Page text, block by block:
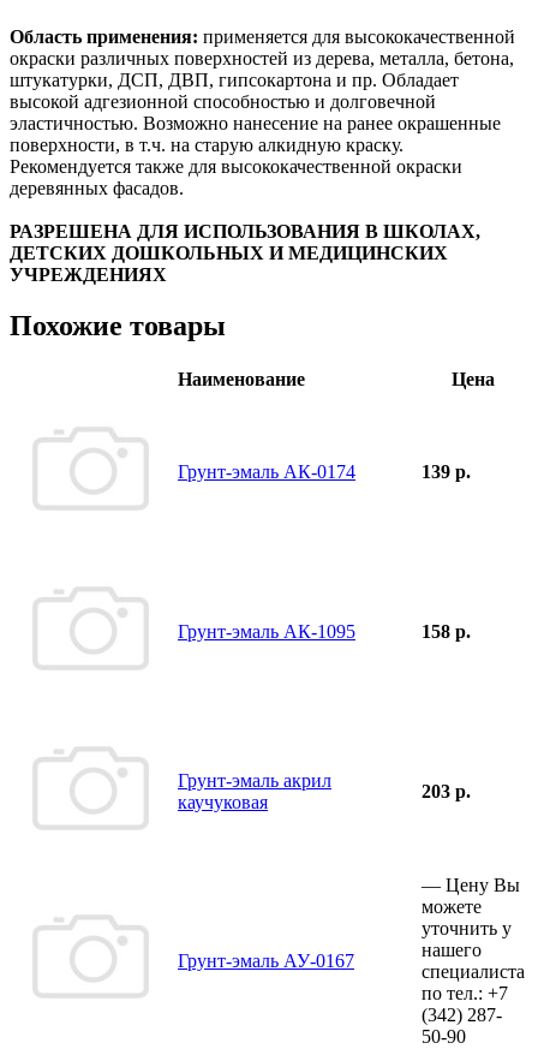
Область применения: применяется для высококачественной
окраски различных поверхностей из дерева, металла, бетона,
штукатурки, ДСП, ДВП, гипсокартона и пр. Обладает
высокой адгезионной способностью и долговечной
эластичностью. Возможно нанесение на ранее окрашенные
поверхности, в т.ч. на старую алкидную краску.
Рекомендуется также для высококачественной окраски
деревянных фасадов.
РАЗРЕШЕНА ДЛЯ ИСПОЛЬЗОВАНИЯ В ШКОЛАХ,
ДЕТСКИХ ДОШКОЛЬНЫХ И МЕДИЦИНСКИХ
УЧРЕЖДЕНИЯХ
Похожие товары
Наименование Цена
Грунт-эмаль АК-0174 139 р.
Грунт-эмаль АК-1095 158 р.
Грунт-эмаль акрил
каучуковая
203 р.
Грунт-эмаль АУ-0167
— Цену Вы
можете
уточнить у
нашего
специалиста
по тел.: +7
(342) 287-
50-90